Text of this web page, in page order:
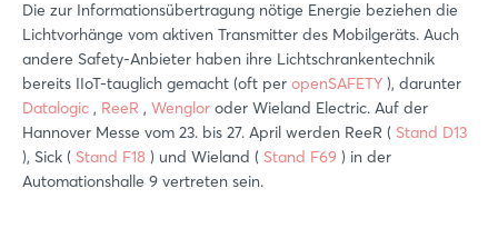
Die zur Informationsübertragung nötige Energie beziehen die
Lichtvorhänge vom aktiven Transmitter des Mobilgeräts. Auch
andere Safety-Anbieter haben ihre Lichtschrankentechnik
bereits IIoT-tauglich gemacht (oft per openSAFETY ), darunter
Datalogic , ReeR , Wenglor oder Wieland Electric. Auf der
Hannover Messe vom 23. bis 27. April werden ReeR ( Stand D13
), Sick ( Stand F18 ) und Wieland ( Stand F69 ) in der
Automationshalle 9 vertreten sein.